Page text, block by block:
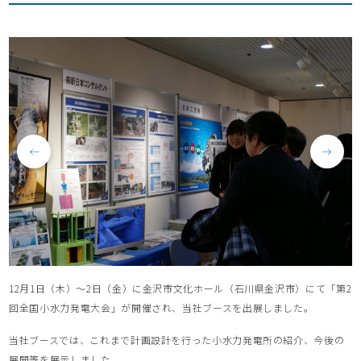
12月1日（木）～2日（金）に金沢市文化ホール（石川県金沢市）にて「第2
回全国小水力発電大会」が開催され、当社ブースを出展しました。
当社ブースでは、これまで計画設計を行った小水力発電所の紹介、今後の